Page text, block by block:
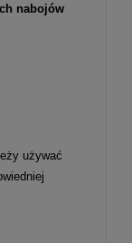
nabojów
używać